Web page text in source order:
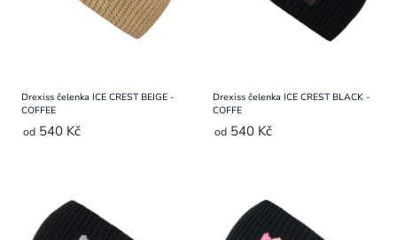
Drexiss čelenka ICE CREST BEIGE -
COFFEE
od 540 Kč
Drexiss čelenka ICE CREST BLACK -
COFFE
od 540 Kč